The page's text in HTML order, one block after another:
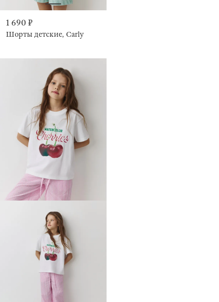
1 690 ₽
Шорты детские, Carly